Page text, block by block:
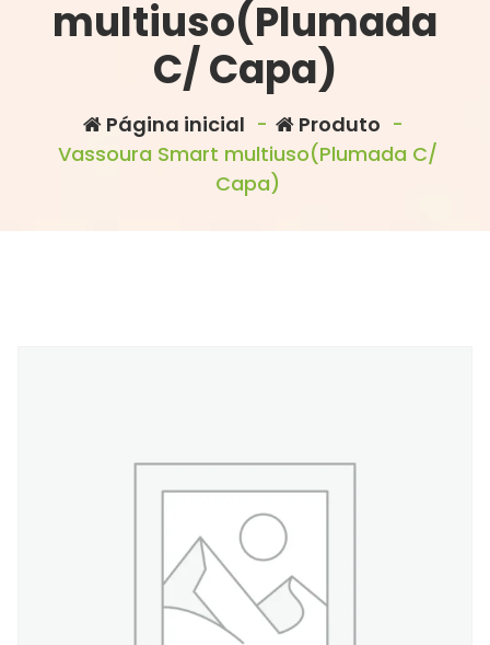
multiuso(Plumada
C/ Capa)
Página inicial - Produto -
Vassoura Smart multiuso(Plumada C/
Capa)